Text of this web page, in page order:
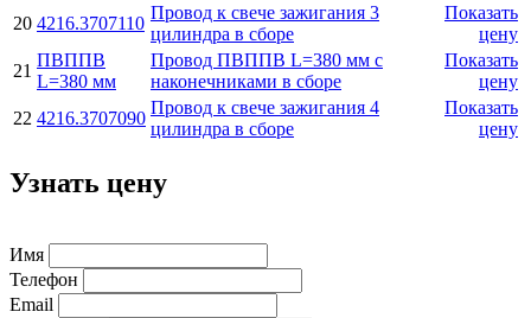
20 4216.3707110
Провод к свече зажигания 3
цилиндра в сборе
Показать
цену
21
ПВППВ
L=380 мм
Провод ПВППВ L=380 мм с
наконечниками в сборе
Показать
цену
22 4216.3707090
Провод к свече зажигания 4
цилиндра в сборе
Показать
цену
Узнать цену
Имя
Телефон
Email